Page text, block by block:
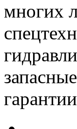
многих